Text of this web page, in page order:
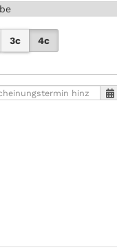
3c 4c